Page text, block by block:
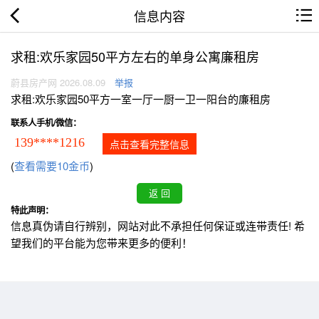
信息内容
求租:欢乐家园50平方左右的单身公寓廉租房
蔚县房产网 2026.08.09 举报
求租:欢乐家园50平方一室一厅一厨一卫一阳台的廉租房
联系人手机/微信：
139****1216 点击查看完整信息
(查看需要10金币)
特此声明：
信息真伪请自行辨别，网站对此不承担任何保证或连带责任! 希
望我们的平台能为您带来更多的便利！